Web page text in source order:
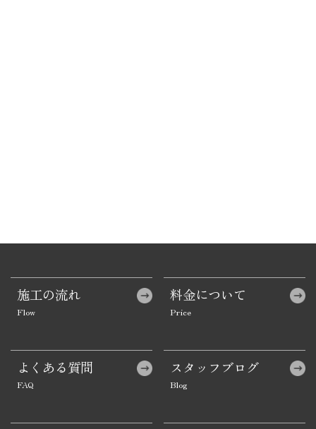
施工の流れ 料金について
よくある質問 スタッフブログ